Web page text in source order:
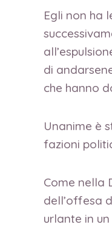
Egli non ha
di
che hanno
Unanime è
fazioni
Come nella
dell’offesa
urlante in